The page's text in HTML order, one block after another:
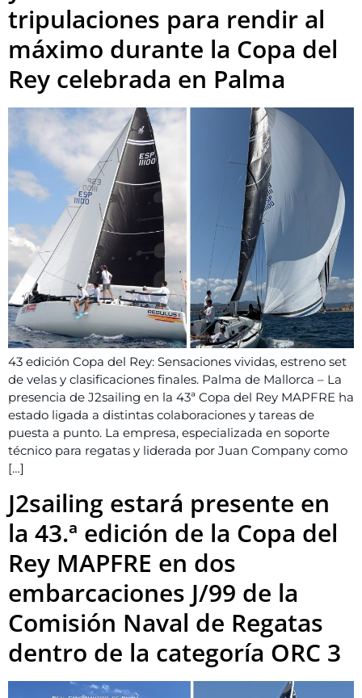
tripulaciones para rendir al
máximo durante la Copa del
Rey celebrada en Palma
43 edición Copa del Rey: Sensaciones vividas, estreno set
de velas y clasificaciones finales. Palma de Mallorca – La
presencia de J2sailing en la 43ª Copa del Rey MAPFRE ha
estado ligada a distintas colaboraciones y tareas de
puesta a punto. La empresa, especializada en soporte
técnico para regatas y liderada por Juan Company como
[…]
J2sailing estará presente en
la 43.ª edición de la Copa del
Rey MAPFRE en dos
embarcaciones J/99 de la
Comisión Naval de Regatas
dentro de la categoría ORC 3